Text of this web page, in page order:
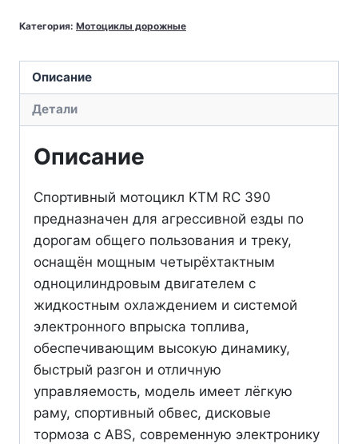
RC
спортбайк
KTM
Австрия
Категория: Мотоциклы дорожные
Описание
Детали
Описание
Спортивный мотоцикл KTM RC 390
предназначен для агрессивной езды по
дорогам общего пользования и треку,
оснащён мощным четырёхтактным
одноцилиндровым двигателем с
жидкостным охлаждением и системой
электронного впрыска топлива,
обеспечивающим высокую динамику,
быстрый разгон и отличную
управляемость, модель имеет лёгкую
раму, спортивный обвес, дисковые
тормоза с ABS, современную электронику